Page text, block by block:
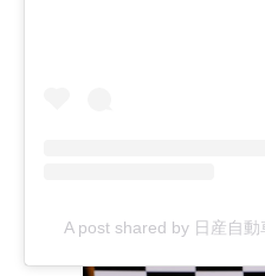
A post shared by 日産自